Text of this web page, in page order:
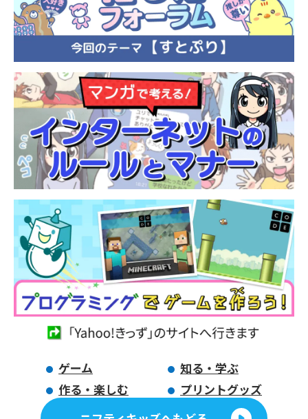
ゲーム
知る・学ぶ
作る・楽しむ
プリントグッズ